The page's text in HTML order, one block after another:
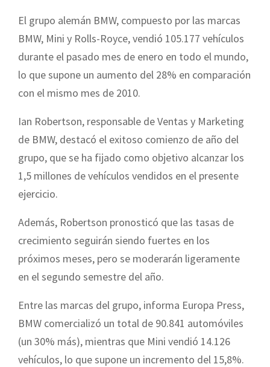
El grupo alemán BMW, compuesto por las marcas
BMW, Mini y Rolls-Royce, vendió 105.177 vehículos
durante el pasado mes de enero en todo el mundo,
lo que supone un aumento del 28% en comparación
con el mismo mes de 2010.
Ian Robertson, responsable de Ventas y Marketing
de BMW, destacó el exitoso comienzo de año del
grupo, que se ha fijado como objetivo alcanzar los
1,5 millones de vehículos vendidos en el presente
ejercicio.
Además, Robertson pronosticó que las tasas de
crecimiento seguirán siendo fuertes en los
próximos meses, pero se moderarán ligeramente
en el segundo semestre del año.
Entre las marcas del grupo, informa Europa Press,
BMW comercializó un total de 90.841 automóviles
(un 30% más), mientras que Mini vendió 14.126
vehículos, lo que supone un incremento del 15,8%.